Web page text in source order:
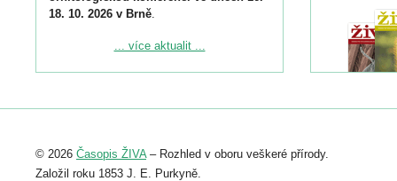
18. 10. 2026 v Brně.
Podrobnější informace ke konferenci
Registrovat se můžete do 6. září.
abstraktu přihlášené přednášky nebo
posteru je už 30. června.
... více aktualit ...
© 2026 Časopis ŽIVA– Rozhled v oboru veškeré přírody.
Založil roku 1853 J. E. Purkyně.